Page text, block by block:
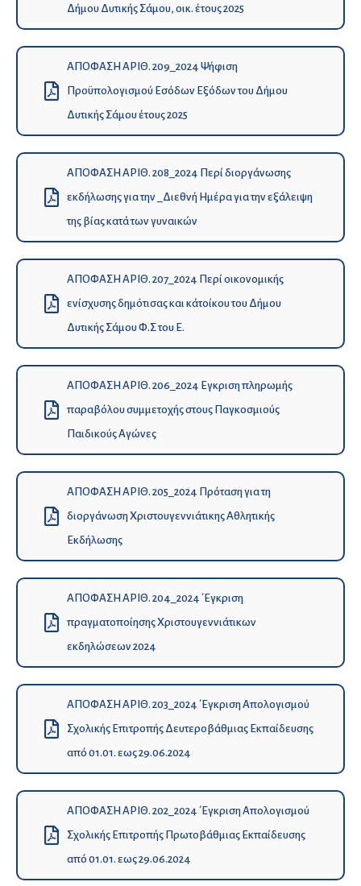
Δήμου Δυτικής Σάμου, οικ. έτους 2025
ΑΠΟΦΑΣΗ ΑΡΙΘ. 209_2024 Ψήφιση
Προϋπολογισμού Εσόδων Εξόδων του Δήμου
Δυτικής Σάμου έτους 2025
ΑΠΟΦΑΣΗ ΑΡΙΘ. 208_2024 Περί διοργάνωσης
εκδήλωσης για την _Διεθνή Ημέρα για την εξάλειψη
της βίας κατά των γυναικών
ΑΠΟΦΑΣΗ ΑΡΙΘ. 207_2024 Περί οικονομικής
ενίσχυσης δημότισας και κάτοίκου του Δήμου
Δυτικής Σάμου Φ.Σ του Ε.
ΑΠΟΦΑΣΗ ΑΡΙΘ. 206_2024 Εγκριση πληρωμής
παραβόλου συμμετοχής στους Παγκοσμιούς
Παιδικούς Αγώνες
ΑΠΟΦΑΣΗ ΑΡΙΘ. 205_2024 Πρόταση για τη
διοργάνωση Χριστουγεννιάτικης Αθλητικής
Εκδήλωσης
ΑΠΟΦΑΣΗ ΑΡΙΘ. 204_2024 ΄Εγκριση
πραγματοποίησης Χριστουγεννιάτικων
εκδηλώσεων 2024
ΑΠΟΦΑΣΗ ΑΡΙΘ. 203_2024 ΄Εγκριση Απολογισμού
Σχολικής Επιτροπής Δευτεροβάθμιας Εκπαίδευσης
από 01.01. εως 29.06.2024
ΑΠΟΦΑΣΗ ΑΡΙΘ. 202_2024 ΄Εγκριση Απολογισμού
Σχολικής Επιτροπής Πρωτοβάθμιας Εκπαίδευσης
από 01.01. εως 29.06.2024
Ψηφιακός Βοηθός Δήμου Δυτικής
Καλώς ήρθατε στον Δήμο Δυτικής Σάμου!
Λέγομαι KionAI κι είμαι εδώ για να σας στηρίξω και να σας καθοδηγήσω
σε ό,τι αφορά τις δημοτικές υπηρεσίες. Μαζί κάνουμε την
εξυπηρέτηση πιο απλή και γρήγορη!
Μπορείτε να συνομιλήσετε μαζί μου κιεδώ